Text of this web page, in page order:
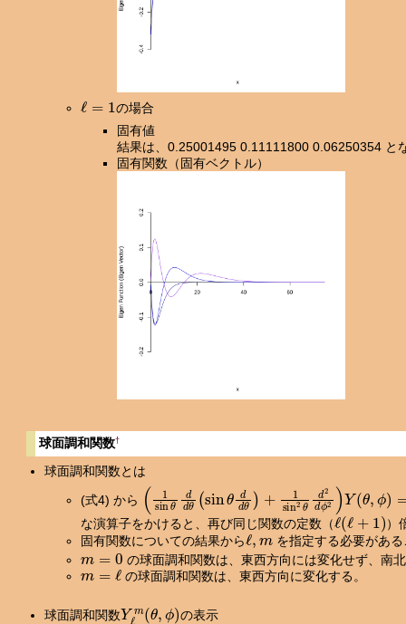
ℓ=
の場合
固有値
結果は、0.25001495 0.11111800 0.06250354 と
固有関数（固有ベクトル）
球面調和関数†
球面調和関数とは
(式4) から (1 sin dd θ (sinθd d sin θd 2dϕ2) (θ
な演算子をかけると、再び同じ関数の定数（ℓ(ℓ+ 1
）
固有関数についての結果から ℓ,m を指定する必要があ
m =0 の球面調和関数は、東西方向には変化せず、南
m=ℓ の球面調和関数は、東西方向に変化する。
球面調和関数Yℓm(θ ϕ)の表示